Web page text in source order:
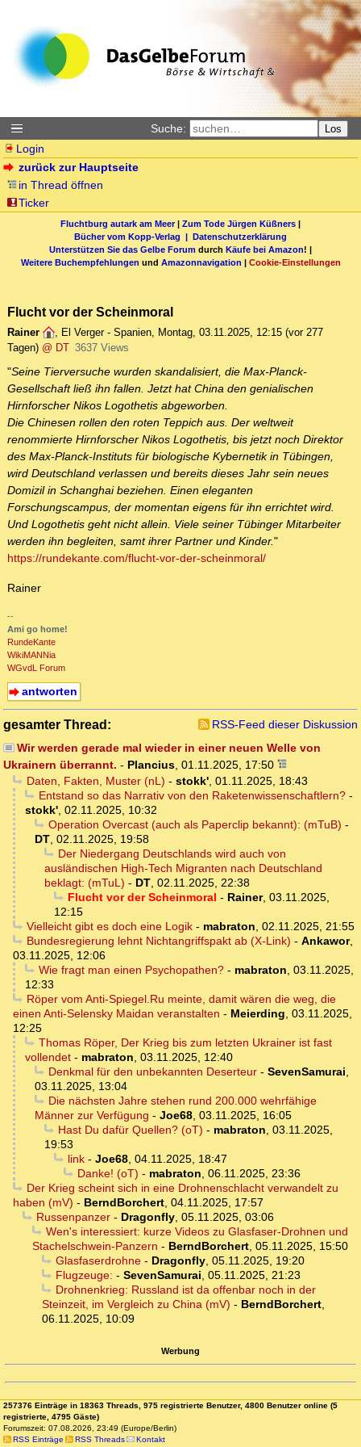
Suche: Los
Login
zurück zur Hauptseite
in Thread öffnen
Ticker
Fluchtburg autark am Meer| Zum Tode Jürgen Küßners |
Bücher vom Kopp-Verlag | Datenschutzerklärung
Unterstützen Sie das Gelbe Forum durch Käufe bei Amazon! |
Weitere Buchempfehlungen und Amazonnavigation | Cookie-Einstellungen
Flucht vor der Scheinmoral
Rainer , El Verger - Spanien, Montag, 03.11.2025, 12:15 (vor 277
Tagen) @ DT 3637 Views
"Seine Tierversuche wurden skandalisiert, die Max-Planck-
Gesellschaft ließ ihn fallen. Jetzt hat China den genialischen
Hirnforscher Nikos Logothetis abgeworben.
Die Chinesen rollen den roten Teppich aus. Der weltweit
renommierte Hirnforscher Nikos Logothetis, bis jetzt noch Direktor
des Max-Planck-Instituts für biologische Kybernetik in Tübingen,
wird Deutschland verlassen und bereits dieses Jahr sein neues
Domizil in Schanghai beziehen. Einen eleganten
Forschungscampus, der momentan eigens für ihn errichtet wird.
Und Logothetis geht nicht allein. Viele seiner Tübinger Mitarbeiter
werden ihn begleiten, samt ihrer Partner und Kinder."
https://rundekante.com/flucht-vor-der-scheinmoral/
Rainer
--
Ami go home!
RundeKante
WikiMANNia
WGvdL Forum
antworten
gesamter Thread:
RSS-Feed dieser Diskussion
Wir werden gerade mal wieder in einer neuen Welle von
Ukrainern überrannt. - Plancius, 01.11.2025, 17:50
Daten, Fakten, Muster (nL) - stokk', 01.11.2025, 18:43
Entstand so das Narrativ von den Raketenwissenschaftlern?-
stokk', 02.11.2025, 10:32
Operation Overcast (auch als Paperclip bekannt): (mTuB) -
DT, 02.11.2025, 19:58
Der Niedergang Deutschlands wird auch von
ausländischen High-Tech Migranten nach Deutschland
beklagt: (mTuL) - DT, 02.11.2025, 22:38
Flucht vor der Scheinmoral - Rainer, 03.11.2025,
12:15
Vielleicht gibt es doch eine Logik- mabraton, 02.11.2025, 21:55
Bundesregierung lehnt Nichtangriffspakt ab (X-Link) - Ankawor,
03.11.2025, 12:06
Wie fragt man einen Psychopathen?- mabraton, 03.11.2025,
12:33
Röper vom Anti-Spiegel.Ru meinte, damit wären die weg, die
einen Anti-Selensky Maidan veranstalten - Meierding, 03.11.2025,
12:25
Thomas Röper, Der Krieg bis zum letzten Ukrainer ist fast
vollendet - mabraton, 03.11.2025, 12:40
Denkmal für den unbekannten Deserteur- SevenSamurai,
03.11.2025, 13:04
Die nächsten Jahre stehen rund 200.000 wehrfähige
Männer zur Verfügung - Joe68, 03.11.2025, 16:05
Hast Du dafür Quellen? (oT) - mabraton, 03.11.2025,
19:53
link- Joe68, 04.11.2025, 18:47
Danke! (oT) - mabraton, 06.11.2025, 23:36
Der Krieg scheint sich in eine Drohnenschlacht verwandelt zu
haben (mV) - BerndBorchert, 04.11.2025, 17:57
Russenpanzer- Dragonfly, 05.11.2025, 03:06
Wen's interessiert: kurze Videos zu Glasfaser-Drohnen und
Stachelschwein-Panzern - BerndBorchert, 05.11.2025, 15:50
Glasfaserdrohne- Dragonfly, 05.11.2025, 19:20
Flugzeuge: - SevenSamurai, 05.11.2025, 21:23
Drohnenkrieg: Russland ist da offenbar noch in der
Steinzeit, im Vergleich zu China (mV) - BerndBorchert,
06.11.2025, 10:09
Werbung
257376 Einträge in 18363 Threads, 975 registrierte Benutzer, 4800 Benutzer online (5
registrierte, 4795 Gäste)
Forumszeit: 07.08.2026, 23:49 (Europe/Berlin)
RSS Einträge
RSS Threads Kontakt